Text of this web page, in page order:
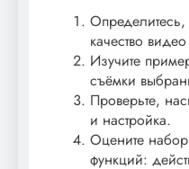
качество
Изучите
съёмки
Проверьте,
и настройка.
Оцените
функций: